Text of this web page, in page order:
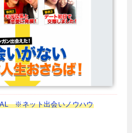
※ネット出会いノウハウ